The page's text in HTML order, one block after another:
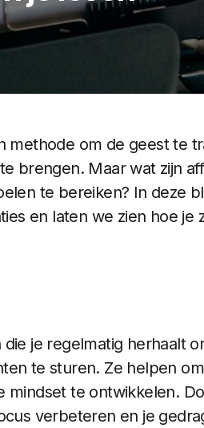
methode om de geest te
brengen. Maar wat zijn
te bereiken? In deze
en laten we zien hoe je
je regelmatig herhaalt
te sturen. Ze helpen
te ontwikkelen.
verbeteren en je